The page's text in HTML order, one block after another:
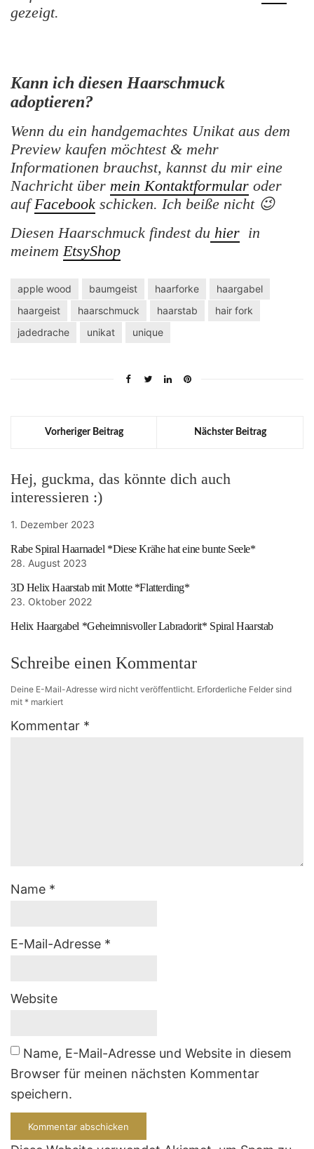
gezeigt.
Kann ich diesen Haarschmuck
adoptieren?
Wenn du ein handgemachtes Unikat aus dem
Preview kaufen möchtest & mehr
Informationen brauchst, kannst du mir eine
Nachricht über mein Kontaktformular oder
aufFacebook schicken. Ich beiße nicht 😉
Diesen Haarschmuck findest du hier in
meinemEtsyShop
apple wood baumgeist haarforke
haargabel
haargeist
haarschmuck haarstab
hair fork
jadedrache
unikat unique
Vorheriger Beitrag Nächster Beitrag
Hej, guckma, das könnte dich auch
interessieren :)
1. Dezember 2023
Rabe Spiral Haarnadel *Diese Krähe hat eine bunte Seele*
28. August 2023
3D Helix Haarstab mit Motte *Flatterding*
23. Oktober 2022
Helix Haargabel *Geheimnisvoller Labradorit* Spiral Haarstab
Schreibe einen Kommentar
Deine E-Mail-Adresse wird nicht veröffentlicht. Erforderliche Felder sind
mit * markiert
Kommentar *
Name *
E-Mail-Adresse *
Website
Name, E-Mail-Adresse und Website in diesem
Browser für meinen nächsten Kommentar
speichern.